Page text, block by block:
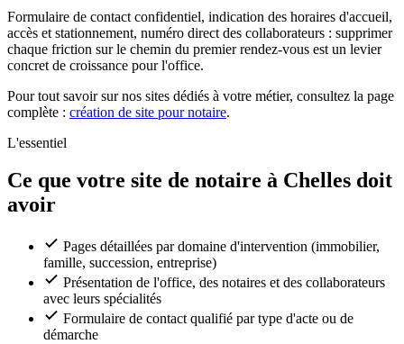
Formulaire de contact confidentiel, indication des horaires d'accueil,
accès et stationnement, numéro direct des collaborateurs : supprimer
chaque friction sur le chemin du premier rendez-vous est un levier
concret de croissance pour l'office.
Pour tout savoir sur nos sites dédiés à votre métier, consultez la page
complète : création de site pour notaire.
L'essentiel
Ce que votre site de notaire à Chelles doit
avoir
Pages détaillées par domaine d'intervention (immobilier,
famille, succession, entreprise)
Présentation de l'office, des notaires et des collaborateurs
avec leurs spécialités
Formulaire de contact qualifié par type d'acte ou de
démarche